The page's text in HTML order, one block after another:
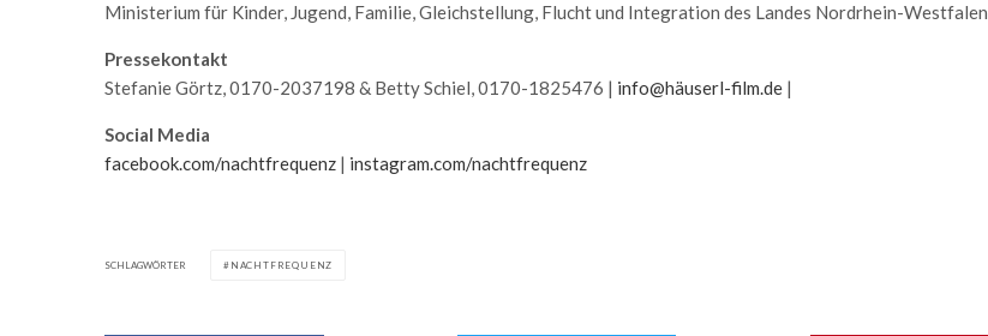
Ministerium für Kinder, Jugend, Familie, Gleichstellung, Flucht und Integration des Landes Nordrhein-Westfalen
Pressekontakt
Stefanie Görtz, 0170-2037198 & Betty Schiel, 0170-1825476 | info@häuserl-film.de |
Social Media
facebook.com/nachtfrequenz | instagram.com/nachtfrequenz
SCHLAGWÖRTER NACHTFREQUENZ